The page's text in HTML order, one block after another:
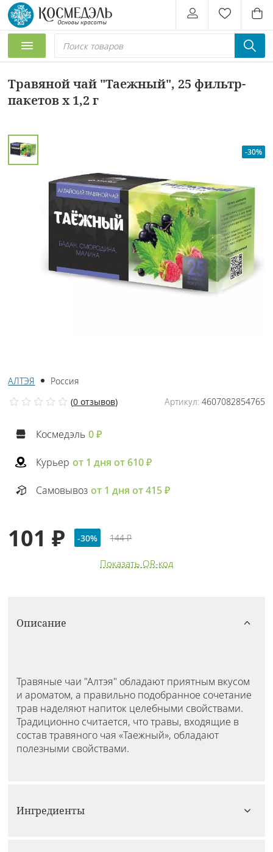
Травяной чай "Таежный", 25 фильтр-
пакетов х 1,2 г
-30%
АЛТЭЯ
Россия
Артикул:4607082854765
(0 отзывов)
Космедэль 0 ₽
Курьер от 1 дня от 610 ₽
Самовывоз от 1 дня от 415 ₽
101 ₽ -30% 144 ₽
Показать QR-код
Описание
Травяные чаи "Алтэя" обладают приятным вкусом
и ароматом, а правильно подобранное сочетание
трав наделяют напиток целебными свойствами.
Традиционно считается, что травы, входящие в
состав травяного чая «Таежный», обладают
полезными свойствами.
Ингредиенты